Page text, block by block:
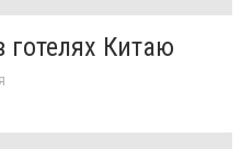
готелях Китаю